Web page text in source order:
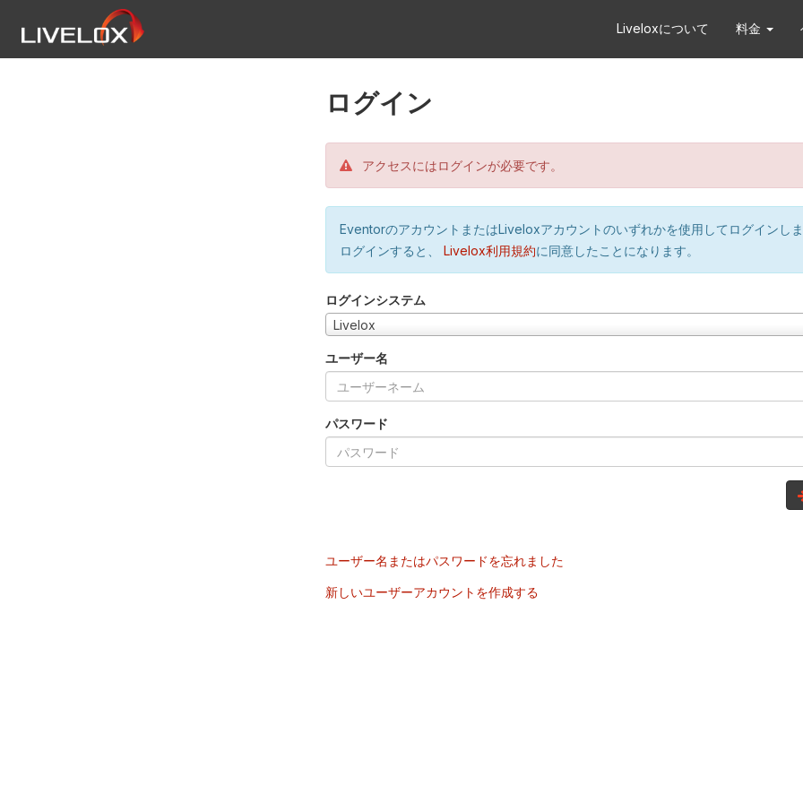
Liveloxについて 料金
ログイン
アクセスにはログインが必要です。
EventorのアカウントまたはLiveloxアカウントのいずれかを使用してログインし
ログインすると、
Livelox利用規約に同意したことになります。
ログインシステム
Livelox
ユーザー名
パスワード
ユーザー名またはパスワードを忘れました
新しいユーザーアカウントを作成する